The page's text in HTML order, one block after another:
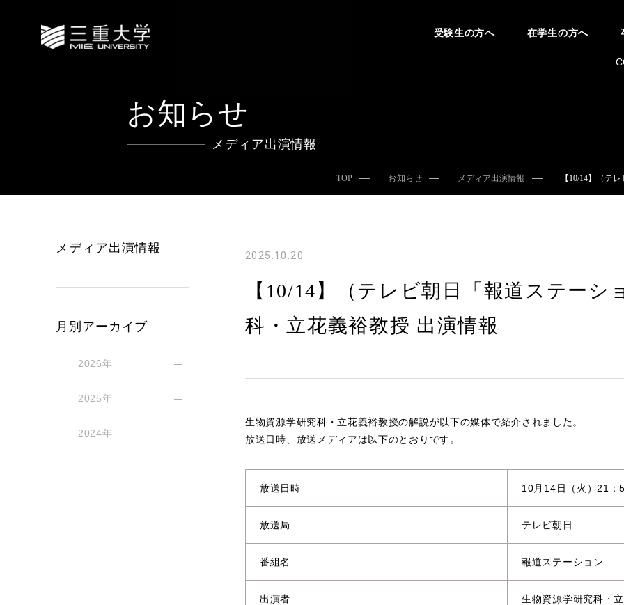
受験生の方へ 在学生の方へ
お知らせ
メディア出演情報
TOP お知らせ メディア出演情報 【10/14】（テ
2025.10.20
【10/14】（テレビ朝日「報道ステーシ
科・立花義裕教授 出演情報
生物資源学研究科・立花義裕教授の解説が以下の媒体で紹介されました。
放送日時、放送メディアは以下のとおりです。
放送日時 10月14日（火）21：
放送局 テレビ朝日
番組名 報道ステーション
出演者 生物資源学研究科・
メディア出演情報
月別アーカイブ
2026年
2025年
2024年